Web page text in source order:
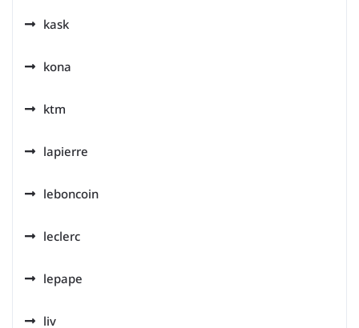
kask
kona
ktm
lapierre
leboncoin
leclerc
lepape
liv